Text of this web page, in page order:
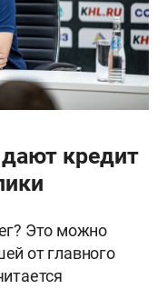
кредит
Это можно
от главного